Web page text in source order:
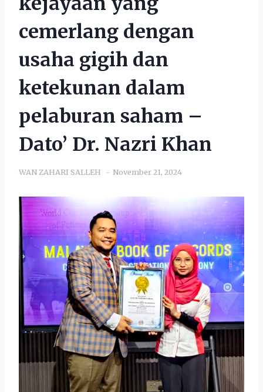
cemerlang dengan
usaha gigih dan
ketekunan dalam
pelaburan saham –
Dato’ Dr. Nazri Khan
WAN ZAHARI SALLEH November 21, 2024